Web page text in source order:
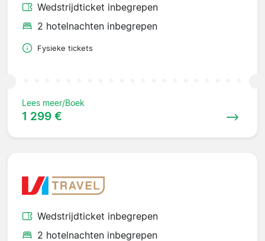
Wedstrijdticket inbegrepen
2 hotelnachten inbegrepen
Fysieke tickets
Lees meer/Boek
1 299 €
Wedstrijdticket inbegrepen
2 hotelnachten inbegrepen